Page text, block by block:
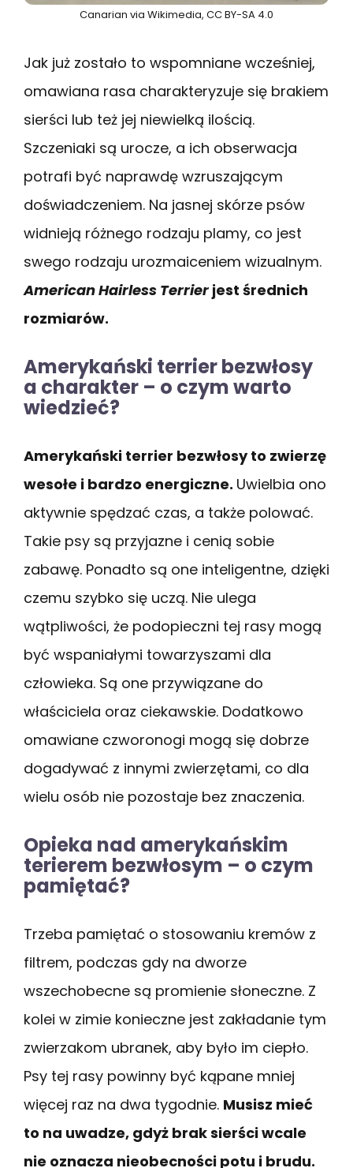
Canarian via Wikimedia, CC BY-SA 4.0
Jak już zostało to wspomniane wcześniej,
omawiana rasa charakteryzuje się brakiem
sierści lub też jej niewielką ilością.
Szczeniaki są urocze, a ich obserwacja
potrafi być naprawdę wzruszającym
doświadczeniem. Na jasnej skórze psów
widnieją różnego rodzaju plamy, co jest
swego rodzaju urozmaiceniem wizualnym.
American Hairless Terrierjest średnich
rozmiarów.
Amerykański terrier bezwłosy
a charakter – o czym warto
wiedzieć?
Amerykański terrier bezwłosy to zwierzę
wesołe i bardzo energiczne. Uwielbia ono
aktywnie spędzać czas, a także polować.
Takie psy są przyjazne i cenią sobie
zabawę. Ponadto są one inteligentne, dzięki
czemu szybko się uczą. Nie ulega
wątpliwości, że podopieczni tej rasy mogą
być wspaniałymi towarzyszami dla
człowieka. Są one przywiązane do
właściciela oraz ciekawskie. Dodatkowo
omawiane czworonogi mogą się dobrze
dogadywać z innymi zwierzętami, co dla
wielu osób nie pozostaje bez znaczenia.
Opieka nad amerykańskim
terierem bezwłosym – o czym
pamiętać?
Trzeba pamiętać o stosowaniu kremów z
filtrem, podczas gdy na dworze
wszechobecne są promienie słoneczne. Z
kolei w zimie konieczne jest zakładanie tym
zwierzakom ubranek, aby było im ciepło.
Psy tej rasy powinny być kąpane mniej
więcej raz na dwa tygodnie. Musisz mieć
to na uwadze, gdyż brak sierści wcale
nie oznacza nieobecności potu i brudu.